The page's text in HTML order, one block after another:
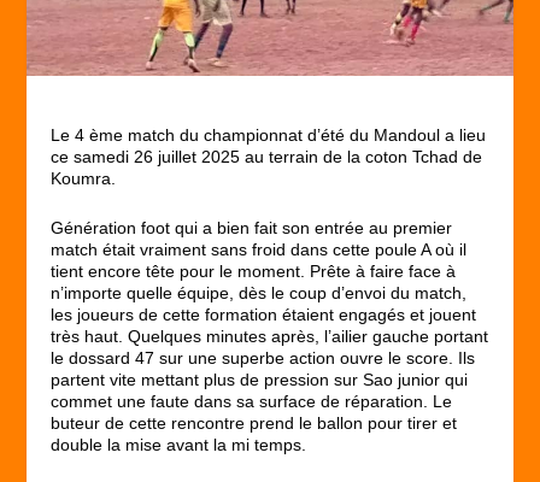
Le 4 ème match du championnat d’été du Mandoul a lieu
ce samedi 26 juillet 2025 au terrain de la coton Tchad de
Koumra.
Génération foot qui a bien fait son entrée au premier
match était vraiment sans froid dans cette poule A où il
tient encore tête pour le moment. Prête à faire face à
n’importe quelle équipe, dès le coup d’envoi du match,
les joueurs de cette formation étaient engagés et jouent
très haut. Quelques minutes après, l’ailier gauche portant
le dossard 47 sur une superbe action ouvre le score. Ils
partent vite mettant plus de pression sur Sao junior qui
commet une faute dans sa surface de réparation. Le
buteur de cette rencontre prend le ballon pour tirer et
double la mise avant la mi temps.